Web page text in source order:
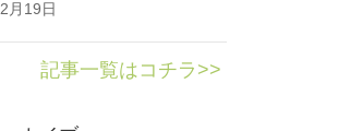
月19日
記事一覧はコチラ>>